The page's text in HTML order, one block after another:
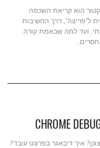
הוא קריאת השכמה
ל"פריצה", דרך החשיבות
ועד למה שבאמת קורה
איך דיבאגר בפרונט עובד?